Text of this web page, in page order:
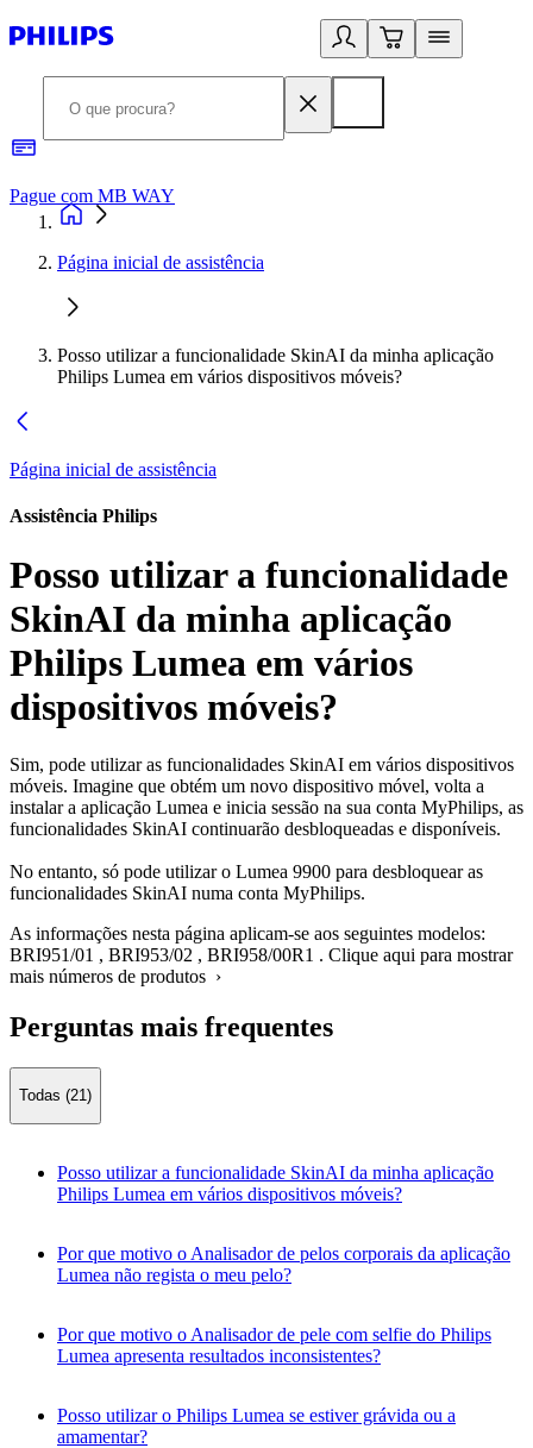
Pague com MB WAY
Página inicial de assistência
Posso utilizar a funcionalidade SkinAI da minha aplicação
Philips Lumea em vários dispositivos móveis?
Página inicial de assistência
Assistência Philips
Posso utilizar a funcionalidade
SkinAI da minha aplicação
Philips Lumea em vários
dispositivos móveis?
Sim, pode utilizar as funcionalidades SkinAI em vários dispositivos
móveis. Imagine que obtém um novo dispositivo móvel, volta a
instalar a aplicação Lumea e inicia sessão na sua conta MyPhilips, as
funcionalidades SkinAI continuarão desbloqueadas e disponíveis.
No entanto, só pode utilizar o Lumea 9900 para desbloquear as
funcionalidades SkinAI numa conta MyPhilips.
As informações nesta página aplicam-se aos seguintes modelos:
BRI951/01 , BRI953/02 , BRI958/00R1 . Clique aqui para mostrar
mais números de produtos ›
Perguntas mais frequentes
Todas (21)
Posso utilizar a funcionalidade SkinAI da minha aplicação
Philips Lumea em vários dispositivos móveis?
Por que motivo o Analisador de pelos corporais da aplicação
Lumea não regista o meu pelo?
Por que motivo o Analisador de pele com selfie do Philips
Lumea apresenta resultados inconsistentes?
Posso utilizar o Philips Lumea se estiver grávida ou a
amamentar?